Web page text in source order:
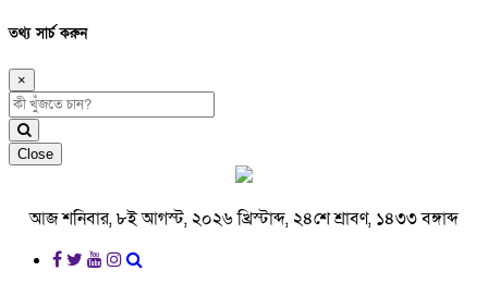
তথ্য সার্চ করুন
×
Close
আজ শনিবার, ৮ই আগস্ট, ২০২৬ খ্রিস্টাব্দ, ২৪শে শ্রাবণ, ১৪৩৩ বঙ্গাব্দ